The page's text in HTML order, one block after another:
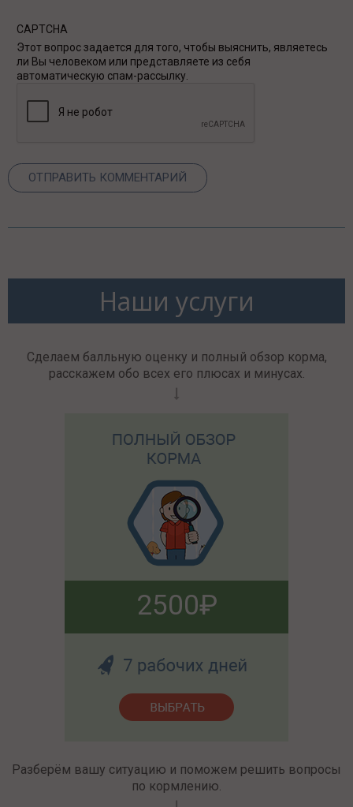
CAPTCHA
Этот вопрос задается для того, чтобы выяснить, являетесь
ли Вы человеком или представляете из себя
автоматическую спам-рассылку.
Наши услуги
Сделаем балльную оценку и полный обзор корма,
расскажем обо всех его плюсах и минусах.
2500
Разберём вашу ситуацию и поможем решить вопросы
по кормлению.